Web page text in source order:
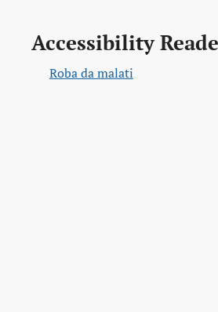
Accessibility
Roba da malati